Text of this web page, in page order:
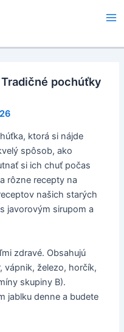
pochúťky
ktorá si nájde
spôsob, ako
si ich chuť počas
rôzne recepty na
našich starých
javorovým sirupom a
zdravé. Obsahujú
vápnik, železo, horčík,
skupiny B).
jablku denne a budete